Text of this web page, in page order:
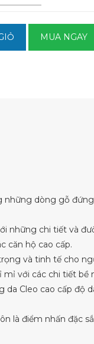
MUA NGAY
những dòng gỗ
những chi tiết và
căn hộ cao cấp.
và tinh tế cho
với các chi tiết bề
Cleo cao cấp độ
là điểm nhấn đặc